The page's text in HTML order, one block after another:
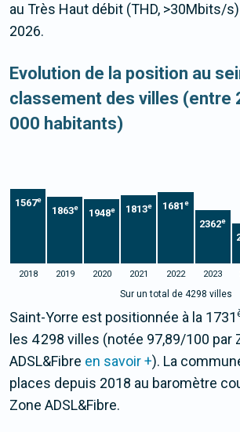
au Très Haut débit (THD, >30Mbits/
2026.
Evolution de la position au
classement des villes (entre
000 habitants)
1567e
1863e 1948e 1813e 1681 e
2362e
2018 2019 2020 2021 2022 2023
Sur un total de 4298 villes
Saint-Yorre est positionnée à la 1731
les 4 298 villes (notée 97,89/100 par
ADSL&Fibre en savoir +). La
places depuis 2018 au baromètre
Zone ADSL&Fibre.